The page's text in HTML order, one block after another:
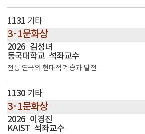
1131 기타
3·1문화상
2026 김성녀
동국대학교 석좌교수
전통 연극의 현대적 계승과 발전
1130 기타
3·1문화상
2026 이경진
KAIST 석좌교수